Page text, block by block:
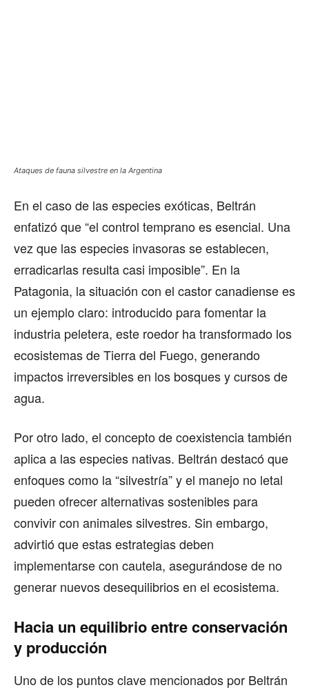
Ataques de fauna silvestre en la Argentina
En el caso de las especies exóticas, Beltrán
enfatizó que “el control temprano es esencial. Una
vez que las especies invasoras se establecen,
erradicarlas resulta casi imposible”. En la
Patagonia, la situación con el castor canadiense es
un ejemplo claro: introducido para fomentar la
industria peletera, este roedor ha transformado los
ecosistemas de Tierra del Fuego, generando
impactos irreversibles en los bosques y cursos de
agua.
Por otro lado, el concepto de coexistencia también
aplica a las especies nativas. Beltrán destacó que
enfoques como la “silvestría” y el manejo no letal
pueden ofrecer alternativas sostenibles para
convivir con animales silvestres. Sin embargo,
advirtió que estas estrategias deben
implementarse con cautela, asegurándose de no
generar nuevos desequilibrios en el ecosistema.
Hacia un equilibrio entre conservación
y producción
Uno de los puntos clave mencionados por Beltrán